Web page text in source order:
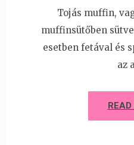
Tojás muffin,
muffinsütőben
esetben fetával és
az
READ